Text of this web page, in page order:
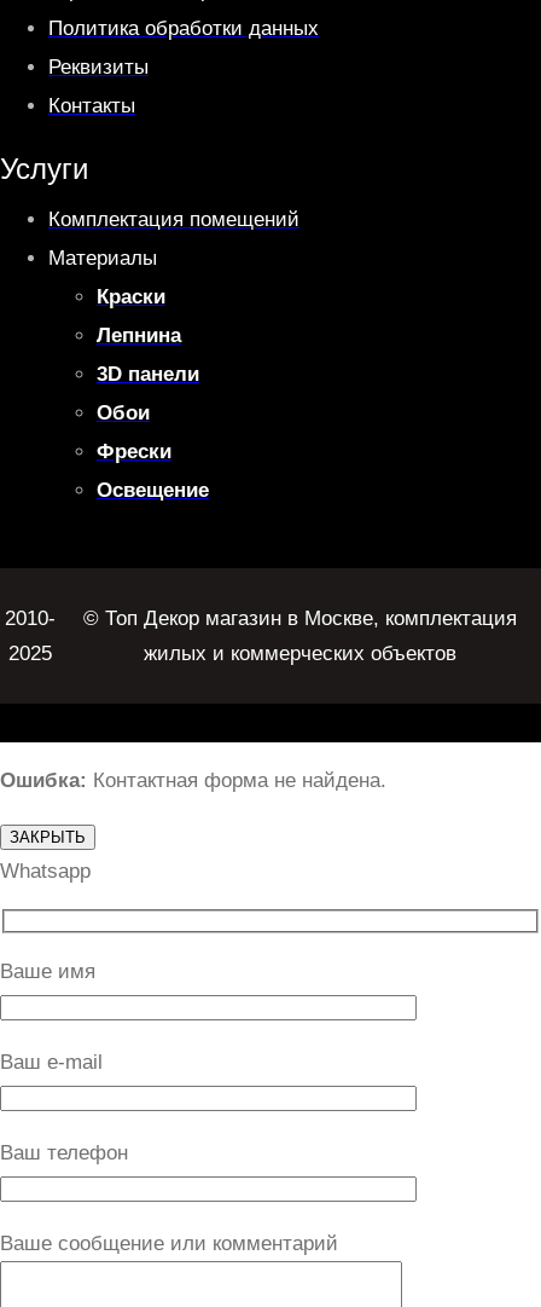
Политика обработки данных
Реквизиты
Контакты
Услуги
Комплектация помещений
Материалы
Краски
Лепнина
3D панели
Обои
Фрески
Освещение
2010-
2025
© Топ Декор магазин в Москве, комплектация
жилых и коммерческих объектов
Ошибка: Контактная форма не найдена.
ЗАКРЫТЬ
Whatsapp
Ваше имя
Ваш e-mail
Ваш телефон
Ваше сообщение или комментарий